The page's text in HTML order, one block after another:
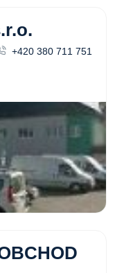
+420 380 711 751